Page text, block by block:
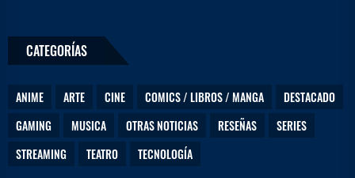
e
a
CATEGORÍAS
ANIME ARTE CINE COMICS / LIBROS / MANGA
DESTACADO
GAMING
MUSICA OTRAS NOTICIAS RESEÑAS
SERIES
STREAMING
TEATRO TECNOLOGÍA